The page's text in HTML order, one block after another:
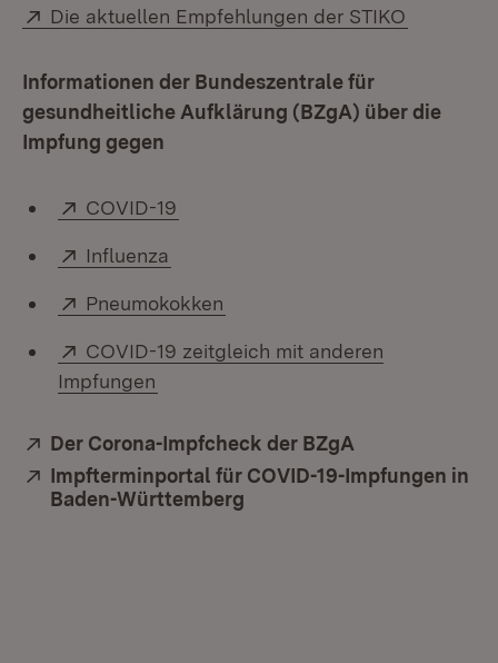
Extern:
Die aktuellen Empfehlungen der STIKO
Informationen der Bundeszentrale für
gesundheitliche Aufklärung (BZgA) über die
Impfung gegen
Extern:
COVID-19
Extern:
Influenza
Extern:
Pneumokokken
Extern:
COVID-19 zeitgleich mit anderen
Impfungen
Extern:
Der Corona-Impfcheck der BZgA
Extern:
Impfterminportal für COVID-19-Impfungen in
Baden-Württemberg